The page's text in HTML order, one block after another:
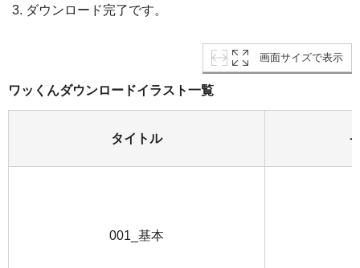
ダウンロード完了です。
画面サイズで表示
ワッくんダウンロードイラスト一覧
タイトル
001_基本